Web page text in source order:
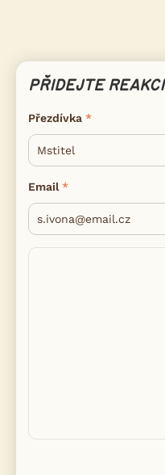
PŘIDEJTE REAKCI
Přezdívka
Email